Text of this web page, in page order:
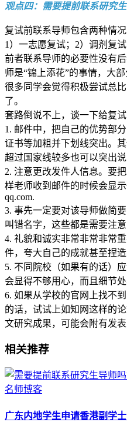
观点四：需要提前联系研究
复试前联系导师包含两种情况
1）一志愿复试；2）调剂复试
前者联系导师的必要性没有
师是“锦上添花”的事情，大
很多同学会觉得积极尝试总
了。
套路倒说不上，谈一下给复试
1. 邮件中，把自己的优势部
证书等加粗并下划线突出。
超过国家线较多也可以突出说
2. 注意更改发件人信息。要
样老师收到邮件的时候会显
qq.com.
3. 事先一定要对该导师做简
叫错名字，这些都是需要注意
4. 礼貌和诚实非常非常非常
件，夸大自己的成就甚至捏造
5. 不同院校（如果有的话）
会显得不够用心，而且细节处
6. 如果从学校的官网上找不
的话，试试上如知网这样的
文研究成果，可能会附有发表
相关推荐
名师博客
广东内地学生申请香港副学